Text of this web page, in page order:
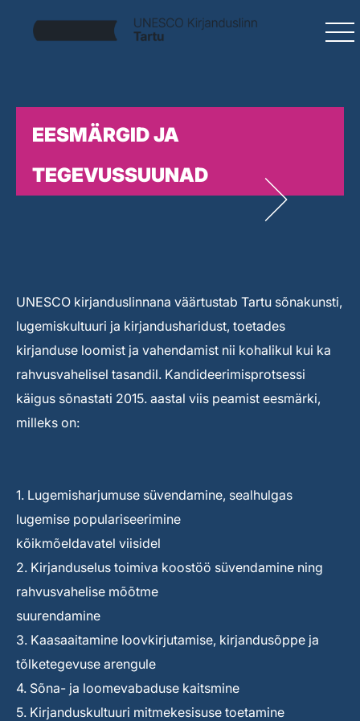
EESMÄRGID JA
TEGEVUSSUUNAD
UNESCO kirjanduslinnana väärtustab Tartu sõnakunsti,
lugemiskultuuri ja kirjandusharidust, toetades
kirjanduse loomist ja vahendamist nii kohalikul kui ka
rahvusvahelisel tasandil. Kandideerimisprotsessi
käigus sõnastati 2015. aastal viis peamist eesmärki,
milleks on:
1. Lugemisharjumuse süvendamine, sealhulgas
lugemise populariseerimine
kõikmõeldavatel viisidel
2. Kirjanduselus toimiva koostöö süvendamine ning
rahvusvahelise mõõtme
suurendamine
3. Kaasaaitamine loovkirjutamise, kirjandusõppe ja
tõlketegevuse arengule
4. Sõna- ja loomevabaduse kaitsmine
5. Kirjanduskultuuri mitmekesisuse toetamine